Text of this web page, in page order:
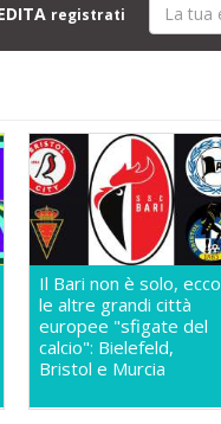
registrati
Il Bari non è solo, ecco
le altre grandi città
europee "sfigate del
calcio": Bielefeld,
Bristol e Murcia